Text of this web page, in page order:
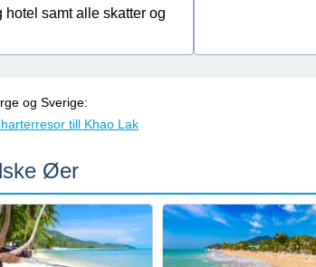
hotel samt alle skatter og
og Sverige:
till Khao Lak
Øer